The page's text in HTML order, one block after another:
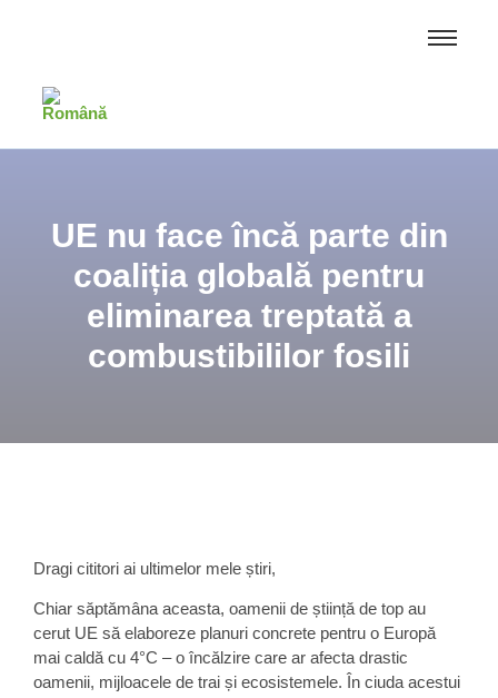
UE nu face încă parte din
coaliția globală pentru
eliminarea treptată a
combustibililor fosili
Dragi cititori ai ultimelor mele știri,
Chiar săptămâna aceasta, oamenii de știință de top au
cerut UE să elaboreze planuri concrete pentru o Europă
mai caldă cu 4°C – o încălzire care ar afecta drastic
oamenii, mijloacele de trai și ecosistemele. În ciuda acestui